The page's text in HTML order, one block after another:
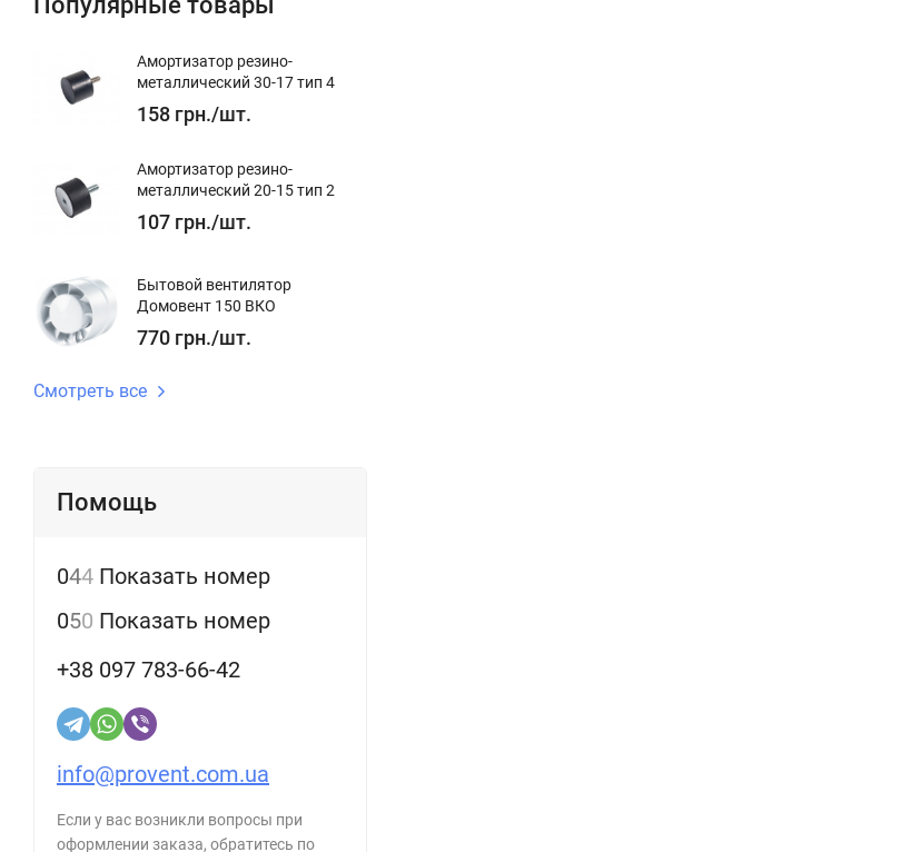
Амортизатор резино-
металлический 30-17 тип 4
158 грн./шт.
Амортизатор резино-
металлический 20-15 тип 2
107 грн./шт.
Бытовой вентилятор
Домовент 150 ВКО
770 грн./шт.
Смотреть все
Помощь
044 Показать номер
050 Показать номер
+38 097 783-66-42
info@provent.com.ua
Если у вас возникли вопросы при
оформлении заказа, обратитесь по